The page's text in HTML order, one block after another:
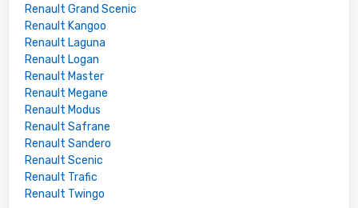
Renault Grand Scenic
Renault Kangoo
Renault Laguna
Renault Logan
Renault Master
Renault Megane
Renault Modus
Renault Safrane
Renault Sandero
Renault Scenic
Renault Trafic
Renault Twingo